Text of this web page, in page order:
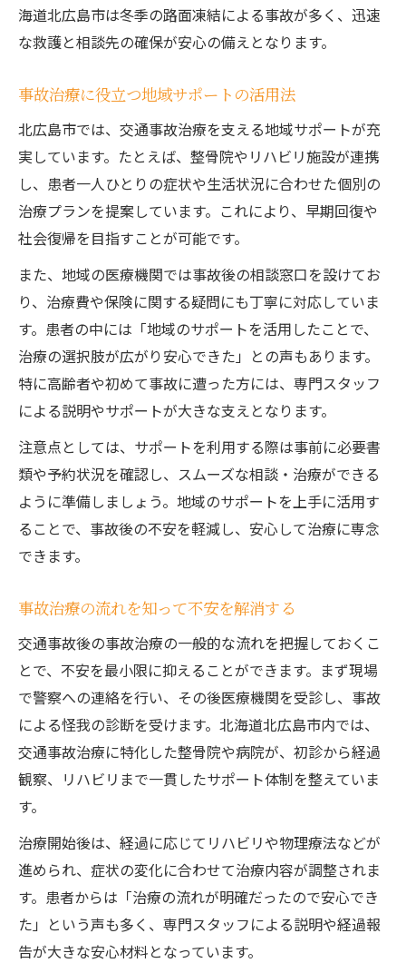
事故治療費用節約のための比較ポイント
北広島市で安心できる事故治療の流れ解説
事故治療受診前に知りたい流れと注意点
事故治療の初診から通院までの流れ紹介
事故治療後のフォローアップ体制を知る
最新の地域事情から見る交通事故治療の実態
事故治療を支える北広島市の最新事情
事故治療現場の変化と地域サポート体制
事故治療における地域連携の強みを解説
事故治療の新たな取り組みと今後の動向
事故治療実態を知るための地域情報活用
海道北広島市は冬季の路面凍結による事故が多く、迅速
な救護と相談先の確保が安心の備えとなります。
事故治療に役立つ地域サポートの活用法
北広島市では、交通事故治療を支える地域サポートが充
実しています。たとえば、整骨院やリハビリ施設が連携
し、患者一人ひとりの症状や生活状況に合わせた個別の
治療プランを提案しています。これにより、早期回復や
社会復帰を目指すことが可能です。
また、地域の医療機関では事故後の相談窓口を設けてお
り、治療費や保険に関する疑問にも丁寧に対応していま
す。患者の中には「地域のサポートを活用したことで、
治療の選択肢が広がり安心できた」との声もあります。
特に高齢者や初めて事故に遭った方には、専門スタッフ
による説明やサポートが大きな支えとなります。
注意点としては、サポートを利用する際は事前に必要書
類や予約状況を確認し、スムーズな相談・治療ができる
ように準備しましょう。地域のサポートを上手に活用す
ることで、事故後の不安を軽減し、安心して治療に専念
できます。
事故治療の流れを知って不安を解消する
交通事故後の事故治療の一般的な流れを把握しておくこ
とで、不安を最小限に抑えることができます。まず現場
で警察への連絡を行い、その後医療機関を受診し、事故
による怪我の診断を受けます。北海道北広島市内では、
交通事故治療に特化した整骨院や病院が、初診から経過
観察、リハビリまで一貫したサポート体制を整えていま
す。
治療開始後は、経過に応じてリハビリや物理療法などが
進められ、症状の変化に合わせて治療内容が調整されま
す。患者からは「治療の流れが明確だったので安心でき
た」という声も多く、専門スタッフによる説明や経過報
告が大きな安心材料となっています。